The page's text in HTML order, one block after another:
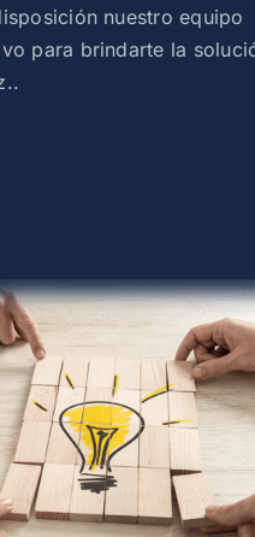
nuestro equipo
para brindarte la